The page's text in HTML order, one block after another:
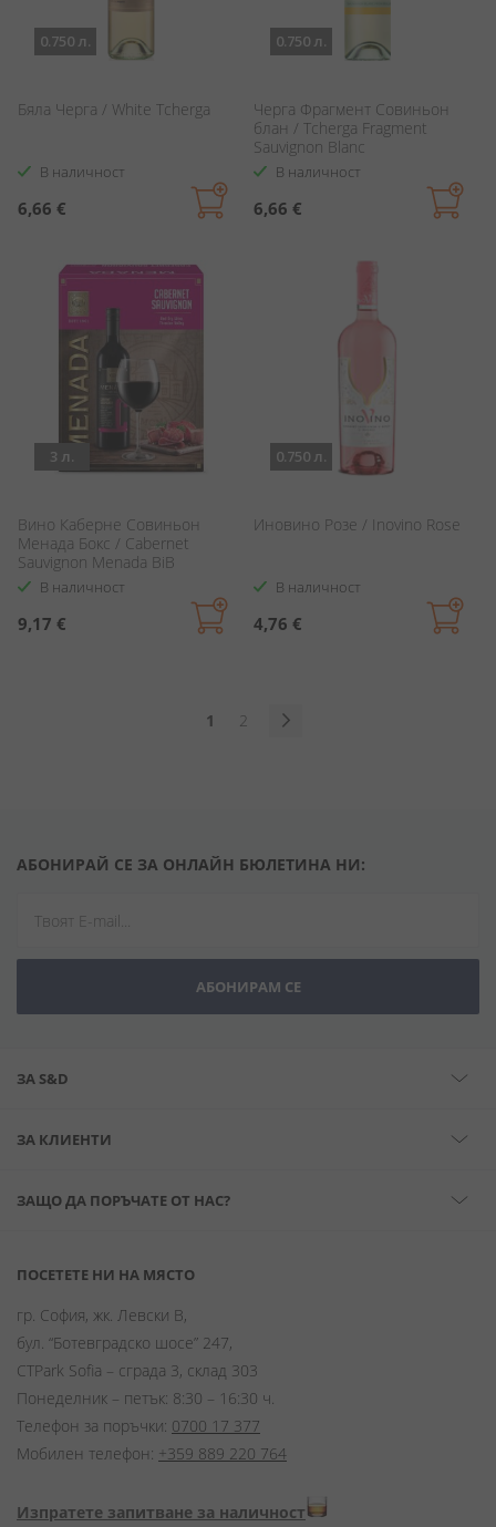
0.750 л.
Бяла Черга / White Tcherga
В наличност
6,66 €
0.750 л.
Черга Фрагмент Совиньон
блан / Tcherga Fragment
Sauvignon Blanc
В наличност
6,66 €
3 л.
Вино Каберне Совиньон
Менада Бокс / Cabernet
Sauvignon Menada BiB
В наличност
9,17 €
0.750 л.
Иновино Розе / Inovino Rose
В наличност
4,76 €
Страница
В
1 Страница
2
АБОНИРАЙ СЕ ЗА ОНЛАЙН БЮЛЕТИНА НИ:
АБОНИРАМ СЕ
ЗА S&D
ЗА КЛИЕНТИ
ЗАЩО ДА ПОРЪЧАТЕ ОТ НАС?
ПОСЕТЕТЕ НИ НА МЯСТО
гр. София, жк. Левски В,
бул. “Ботевградско шосе” 247,
CTPark Sofia – сграда 3, склад 303
Понеделник – петък: 8:30 – 16:30 ч.
Телефон за поръчки: 0700 17 377
Мобилен телефон: +359 889 220 764
Изпратете запитване за наличност